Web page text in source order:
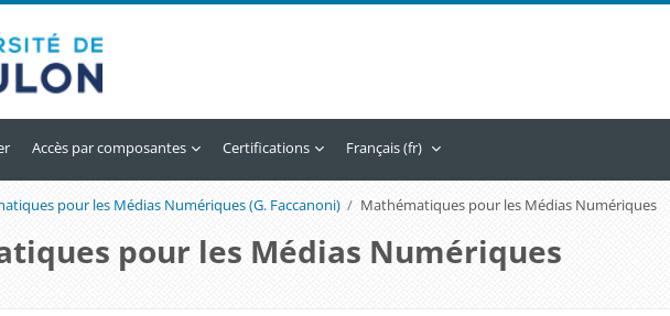
Accès par composantes Certifications Français ‎(fr)‎
pour les Médias Numériques (G. Faccanoni) Mathématiques pour les Médias Numériques
pour les Médias Numériques